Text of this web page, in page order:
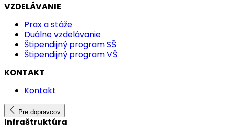
VZDELÁVANIE
Prax a stáže
Duálne vzdelávanie
Štipendijný program SŠ
Štipendijný program VŠ
KONTAKT
Kontakt
Pre dopravcov
Infraštruktúra